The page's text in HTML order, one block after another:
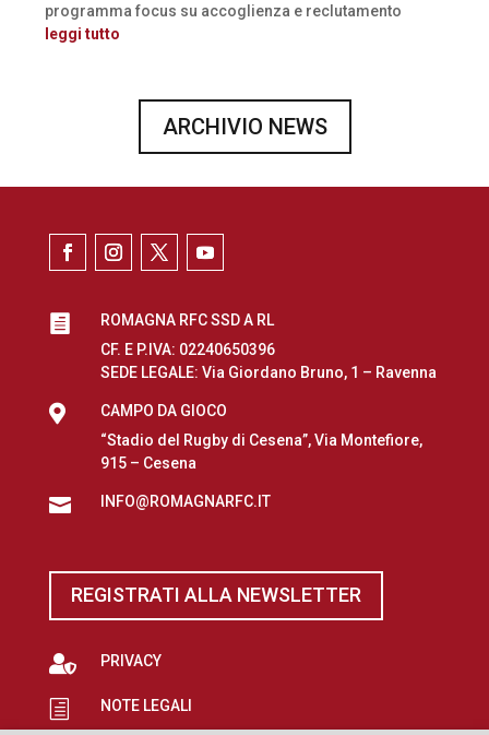
programma focus su accoglienza e reclutamento
leggi tutto
ARCHIVIO NEWS

ROMAGNA RFC SSD A RL
CF. E P.IVA: 02240650396
SEDE LEGALE: Via Giordano Bruno, 1 – Ravenna

CAMPO DA GIOCO
“Stadio del Rugby di Cesena”, Via Montefiore,
915 – Cesena
 INFO@ROMAGNARFC.IT
REGISTRATI ALLA NEWSLETTER
 PRIVACY
h NOTE LEGALI